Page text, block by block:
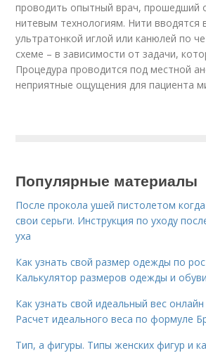
проводить опытный врач, прошедший
нитевым технологиям. Нити вводятся
ультратонкой иглой или канюлей по
схеме – в зависимости от задачи,
Процедура проводится под местной
неприятные ощущения для пациента
Популярные материалы
После прокола ушей пистолетом
свои серьги. Инструкция по уходу
уха
Как узнать свой размер одежды по
Калькулятор размеров одежды и обуви
Как узнать свой идеальный вес онлайн
Расчет идеального веса по формуле
Тип, а фигуры. Типы женских фигур и